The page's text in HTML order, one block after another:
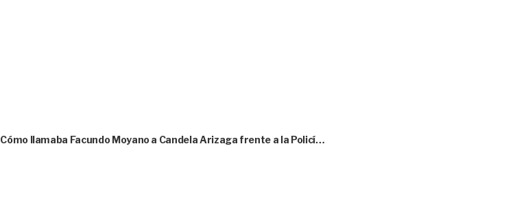
Cómo llamaba Facundo Moyano a Candela Arizaga frente a la Policí…